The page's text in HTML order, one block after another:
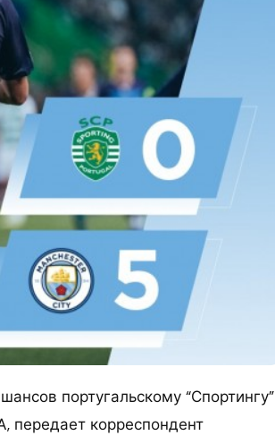
португальскому “Спортингу”
передает корреспондент